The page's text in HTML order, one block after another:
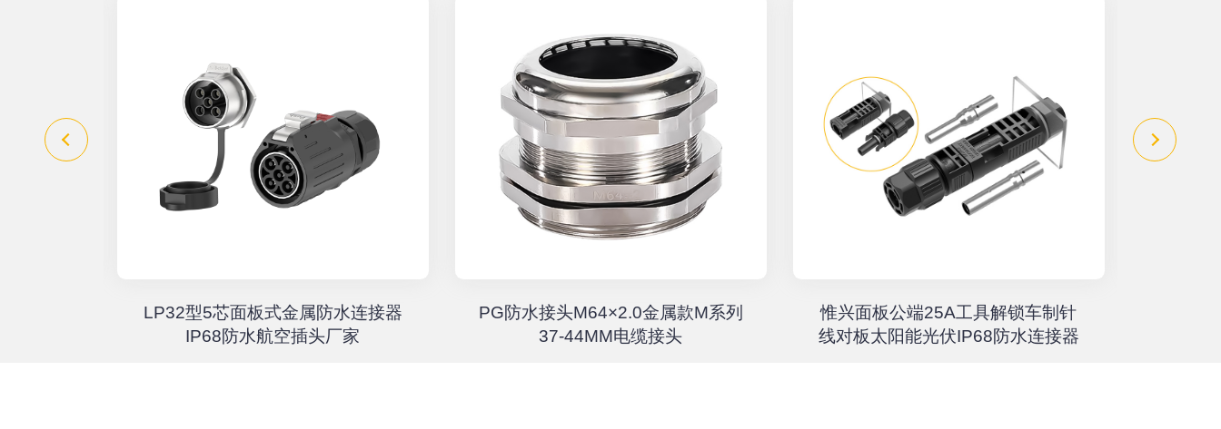
LP32型5芯面板式金属防水连接器
IP68防水航空插头厂家
PG防水接头M64×2.0金属款M系列
37-44MM电缆接头
惟兴面板公端25A工具解锁车制针
线对板太阳能光伏IP68防水连接器